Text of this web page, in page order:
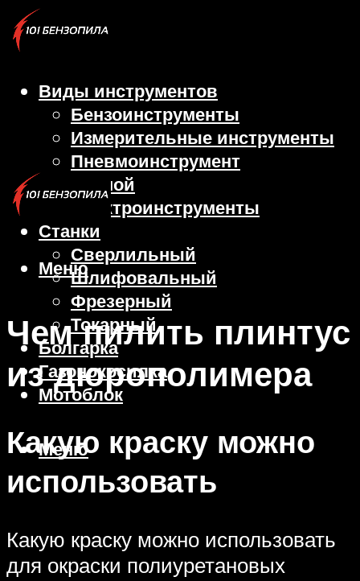
Виды инструментов
Бензоинструменты
Измерительные инструменты
Пневмоинструмент
Ручной
Электроинструменты
Станки
Сверлильный
Шлифовальный
Фрезерный
Токарный
Болгарка
Газонокосилка
Мотоблок
Меню
Меню
Чем пилить плинтус
из дюрополимера
Какую краску можно
использовать
Какую краску можно использовать
для окраски полиуретановых